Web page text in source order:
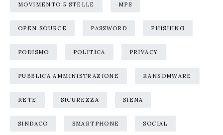
MOVIMENTO 5 STELLE MPS
OPEN SOURCE PASSWORD PHISHING
PODISMO POLITICA PRIVACY
PUBBLICA AMMINISTRAZIONE RANSOMWARE
RETE SICUREZZA SIENA
SINDACO SMARTPHONE SOCIAL